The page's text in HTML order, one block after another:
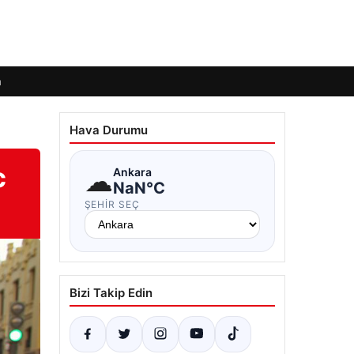
Hava Durumu
☁Ankara
NaN°C
ŞEHIR SEÇ
Bizi Takip Edin